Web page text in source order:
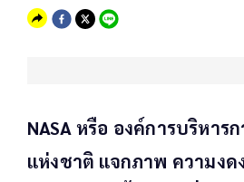
NASA หรือ องค์การบริหาร
แห่งชาติ แจกภาพ ความงด